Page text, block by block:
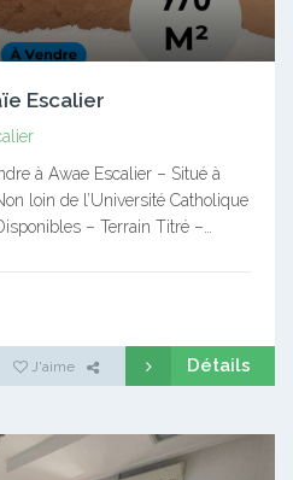
Escalier
à Awae Escalier – Situé à
loin de l’Université Catholique
– Terrain Titré –…
J'aime Détails